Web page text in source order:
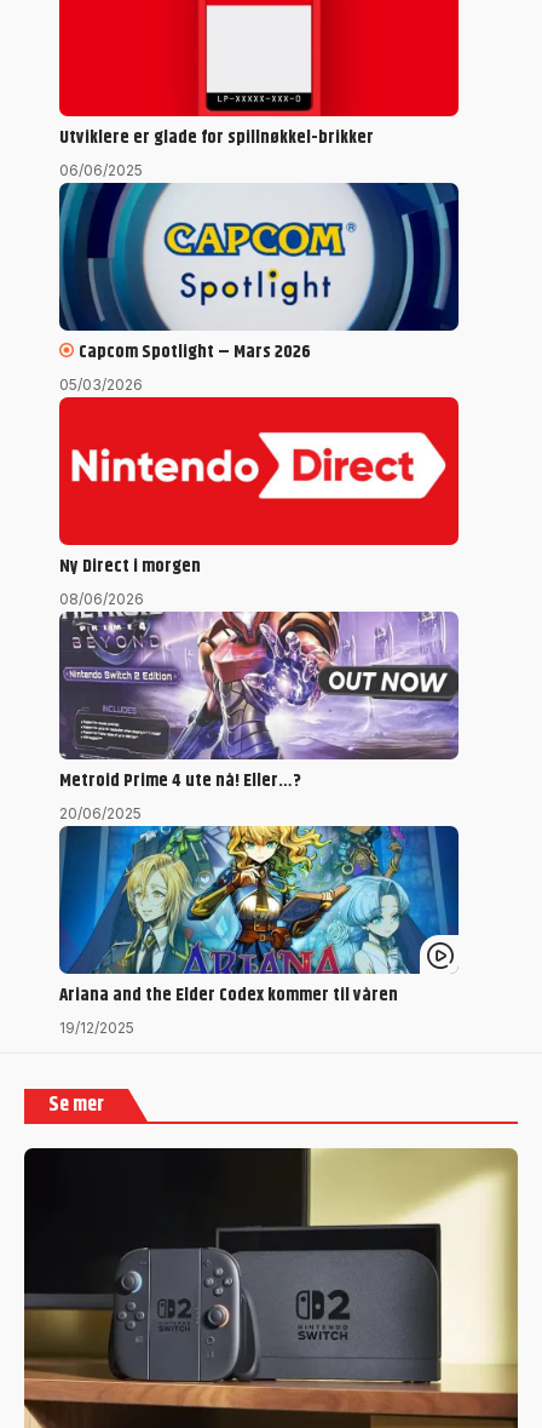
Utviklere er glade for spillnøkkel-brikker
06/06/2025
Capcom Spotlight – Mars 2026
05/03/2026
Ny Direct i morgen
08/06/2026
Metroid Prime 4 ute nå! Eller…?
20/06/2025
Ariana and the Elder Codex kommer til våren
19/12/2025
Se mer